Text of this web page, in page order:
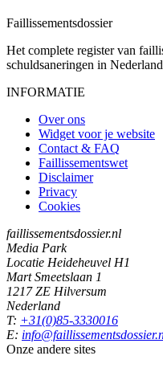
Faillissementsdossier
Het complete register van
schuldsaneringen in
INFORMATIE
Over ons
Widget voor je website
Contact & FAQ
Faillissementswet
Disclaimer
Privacy
Cookies
faillissementsdossier.nl
Media Park
Locatie Heideheuvel H1
Mart Smeetslaan 1
1217 ZE Hilversum
Nederland
T: +31(0)85-3330016
E:
Onze andere sites